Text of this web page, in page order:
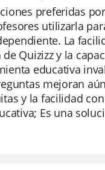
preferidas
utilizarla
La
Quizizz y la
educativa
mejoran
y la facilidad
Es una